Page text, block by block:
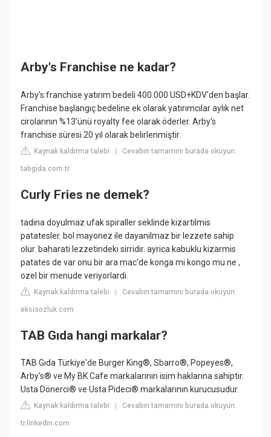
Arby's Franchise ne kadar?
Arby's franchise yatırım bedeli 400.000 USD+KDV'den başlar.
Franchise başlangıç bedeline ek olarak yatırımcılar aylık net
cirolarının %13'ünü royalty fee olarak öderler. Arby's
franchise süresi 20 yıl olarak belirlenmiştir.
Kaynak kaldırma talebi |Cevabın tamamını burada okuyun:
tabgida.com.tr
Curly Fries ne demek?
tadina doyulmaz ufak spiraller seklinde kizartilmis
patatesler. bol mayonez ile dayanilmaz bir lezzete sahip
olur. baharati lezzetindeki sirridir. ayrica kabuklu kizarmis
patates de var onu bir ara mac'de konga mi kongo mu ne ,
ozel bir menude veriyorlardi.
Kaynak kaldırma talebi |Cevabın tamamını burada okuyun:
eksisozluk.com
TAB Gıda hangi markalar?
TAB Gıda Türkiye'de Burger King®, Sbarro®, Popeyes®,
Arby's® ve My BK Cafe markalarının isim haklarına sahiptir.
Usta Dönerci® ve Usta Pideci® markalarının kurucusudur.
Kaynak kaldırma talebi |Cevabın tamamını burada okuyun:
tr.linkedin.com